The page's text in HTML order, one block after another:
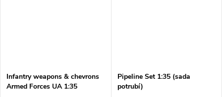
Infantry weapons & chevrons
Armed Forces UA 1:35
Pipeline Set 1:35 (sada
potrubí)